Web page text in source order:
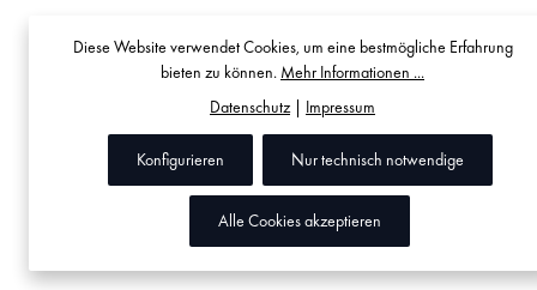
Diese Website verwendet Cookies, um eine bestmögliche Erfahrung
bieten zu können. Mehr Informationen ...
Datenschutz| Impressum
Nur technisch notwendige
Konfigurieren
Alle Cookies akzeptieren